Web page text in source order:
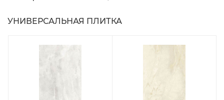
УНИВЕРСАЛЬНАЯ ПЛИТКА